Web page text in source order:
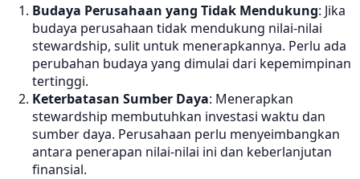
Budaya Perusahaan yang Tidak Mendukung: Jika
budaya perusahaan tidak mendukung nilai-nilai
stewardship, sulit untuk menerapkannya. Perlu ada
perubahan budaya yang dimulai dari kepemimpinan
tertinggi.
Keterbatasan Sumber Daya: Menerapkan
stewardship membutuhkan investasi waktu dan
sumber daya. Perusahaan perlu menyeimbangkan
antara penerapan nilai-nilai ini dan keberlanjutan
finansial.